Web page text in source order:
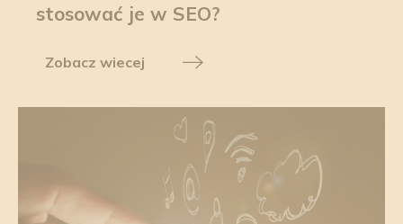
stosować je w SEO?
Zobacz wiecej